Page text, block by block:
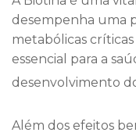
desempenha uma
metabólicas
essencial para a
desenvolvimento
Além dos efeitos